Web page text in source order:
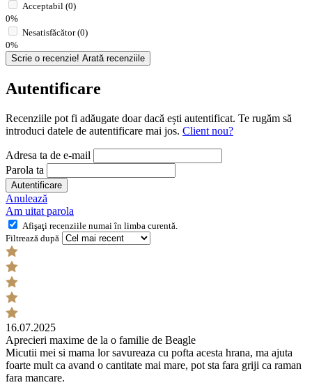
Acceptabil (0)
0%
Nesatisfăcător (0)
0%
Scrie o recenzie! Arată recenziile
Autentificare
Recenziile pot fi adăugate doar dacă ești autentificat. Te rugăm să
introduci datele de autentificare mai jos. Client nou?
Adresa ta de e-mail
Parola ta
Autentificare
Anulează
Am uitat parola
Afişaţi recenziile numai în limba curentă.
Filtrează după
16.07.2025
Aprecieri maxime de la o familie de Beagle
Micutii mei si mama lor savureaza cu pofta acesta hrana, ma ajuta
foarte mult ca avand o cantitate mai mare, pot sta fara griji ca raman
fara mancare.